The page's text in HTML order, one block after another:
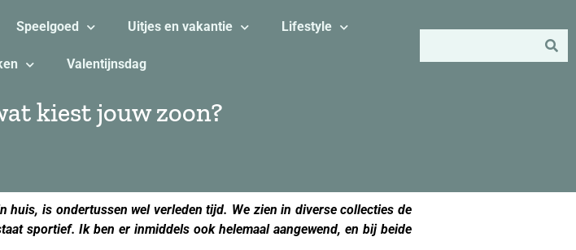
Speelgoed Uitjes en vakantie Lifestyle
Valentijnsdag
kiest jouw zoon?
huis, is ondertussen wel verleden tijd. We zien in diverse collecties de
sportief. Ik ben er inmiddels ook helemaal aangewend, en bij beide